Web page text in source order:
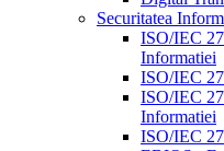
Securitatea
ISO/IEC
Informatiei
ISO/IEC
ISO/IEC
Informatiei
ISO/IEC